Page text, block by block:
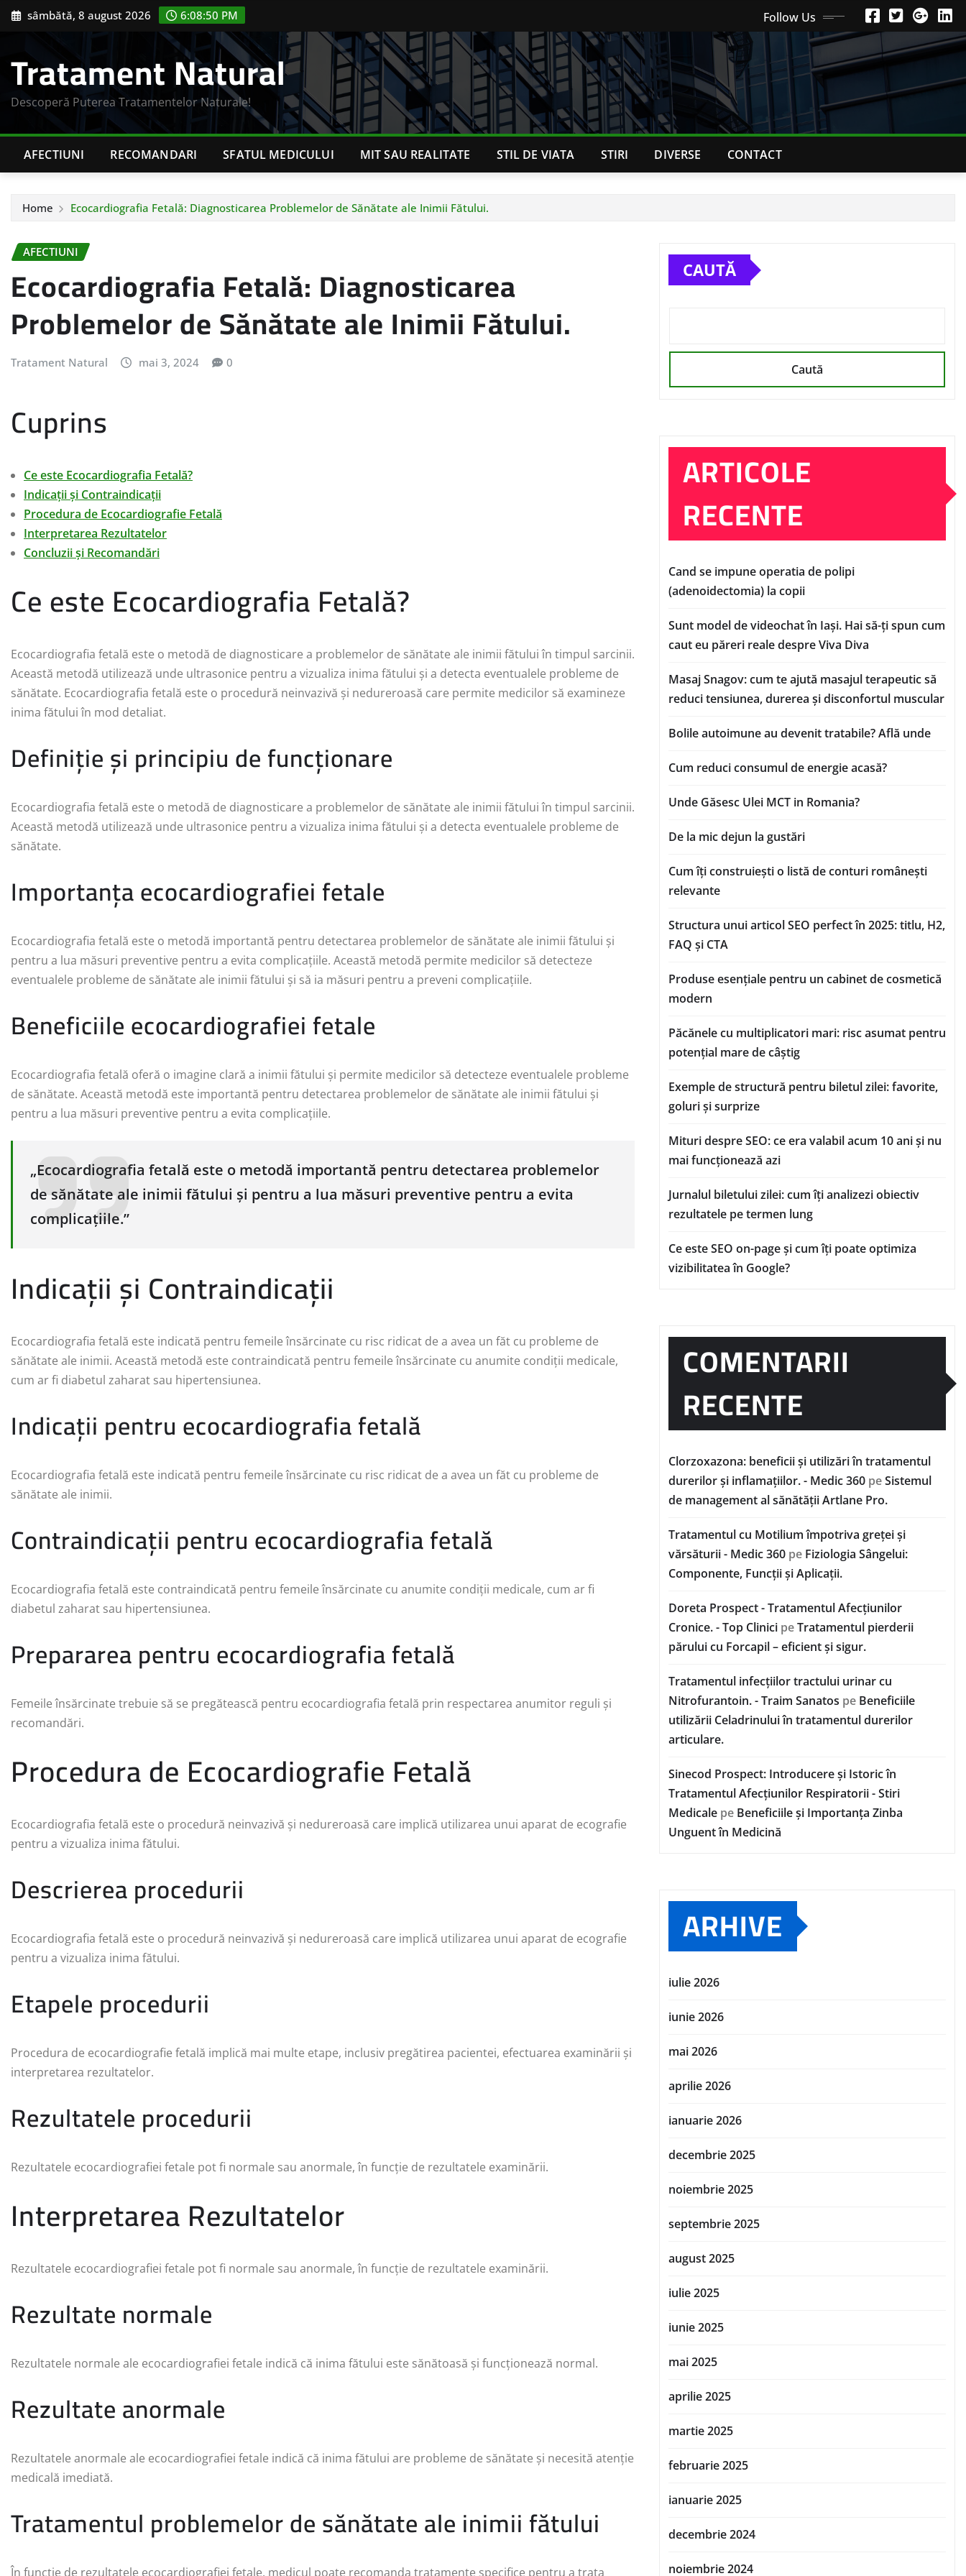
Skip sâmbătă, 8 august 2026 6:08:51 PM Follow Us
Tratament Natural
Descoperă Puterea Tratamentelor Naturale!
AFECTIUNI RECOMANDARI SFATUL MEDICULUI MIT SAU REALITATE STIL DE VIATA STIRI DIVERSE CONTACT
Home Ecocardiografia Fetală: Diagnosticarea Problemelor de Sănătate ale Inimii Fătului.
AFECTIUNI
Ecocardiografia Fetală: Diagnosticarea
Problemelor de Sănătate ale Inimii Fătului.
Tratament Natural mai 3, 2024 0
Cuprins
Ce este Ecocardiografia Fetală?
Indicații și Contraindicații
Procedura de Ecocardiografie Fetală
Interpretarea Rezultatelor
Concluzii și Recomandări
Ce este Ecocardiografia Fetală?
Ecocardiografia fetală este o metodă de diagnosticare a problemelor de sănătate ale inimii fătului în timpul sarcinii.
Această metodă utilizează unde ultrasonice pentru a vizualiza inima fătului și a detecta eventualele probleme de
sănătate. Ecocardiografia fetală este o procedură neinvazivă și nedureroasă care permite medicilor să examineze
inima fătului în mod detaliat.
Definiție și principiu de funcționare
Ecocardiografia fetală este o metodă de diagnosticare a problemelor de sănătate ale inimii fătului în timpul sarcinii.
Această metodă utilizează unde ultrasonice pentru a vizualiza inima fătului și a detecta eventualele probleme de
sănătate.
Importanța ecocardiografiei fetale
Ecocardiografia fetală este o metodă importantă pentru detectarea problemelor de sănătate ale inimii fătului și
pentru a lua măsuri preventive pentru a evita complicațiile. Această metodă permite medicilor să detecteze
eventualele probleme de sănătate ale inimii fătului și să ia măsuri pentru a preveni complicațiile.
Beneficiile ecocardiografiei fetale
Ecocardiografia fetală oferă o imagine clară a inimii fătului și permite medicilor să detecteze eventualele probleme
de sănătate. Această metodă este importantă pentru detectarea problemelor de sănătate ale inimii fătului și
pentru a lua măsuri preventive pentru a evita complicațiile.
„Ecocardiografia fetală este o metodă importantă pentru detectarea problemelor
de sănătate ale inimii fătului și pentru a lua măsuri preventive pentru a evita
complicațiile.”
Indicații și Contraindicații
Ecocardiografia fetală este indicată pentru femeile însărcinate cu risc ridicat de a avea un făt cu probleme de
sănătate ale inimii. Această metodă este contraindicată pentru femeile însărcinate cu anumite condiții medicale,
cum ar fi diabetul zaharat sau hipertensiunea.
Indicații pentru ecocardiografia fetală
Ecocardiografia fetală este indicată pentru femeile însărcinate cu risc ridicat de a avea un făt cu probleme de
sănătate ale inimii.
Contraindicații pentru ecocardiografia fetală
Ecocardiografia fetală este contraindicată pentru femeile însărcinate cu anumite condiții medicale, cum ar fi
diabetul zaharat sau hipertensiunea.
Prepararea pentru ecocardiografia fetală
Femeile însărcinate trebuie să se pregătească pentru ecocardiografia fetală prin respectarea anumitor reguli și
recomandări.
Procedura de Ecocardiografie Fetală
Ecocardiografia fetală este o procedură neinvazivă și nedureroasă care implică utilizarea unui aparat de ecografie
pentru a vizualiza inima fătului.
Descrierea procedurii
Ecocardiografia fetală este o procedură neinvazivă și nedureroasă care implică utilizarea unui aparat de ecografie
pentru a vizualiza inima fătului.
Etapele procedurii
Procedura de ecocardiografie fetală implică mai multe etape, inclusiv pregătirea pacientei, efectuarea examinării și
interpretarea rezultatelor.
Rezultatele procedurii
Rezultatele ecocardiografiei fetale pot fi normale sau anormale, în funcție de rezultatele examinării.
Interpretarea Rezultatelor
Rezultatele ecocardiografiei fetale pot fi normale sau anormale, în funcție de rezultatele examinării.
Rezultate normale
Rezultatele normale ale ecocardiografiei fetale indică că inima fătului este sănătoasă și funcționează normal.
Rezultate anormale
Rezultatele anormale ale ecocardiografiei fetale indică că inima fătului are probleme de sănătate și necesită atenție
medicală imediată.
Tratamentul problemelor de sănătate ale inimii fătului
În funcție de rezultatele ecocardiografiei fetale, medicul poate recomanda tratamente specifice pentru a trata
CAUTĂ
Caută
ARTICOLE
RECENTE
Cand se impune operatia de polipi
(adenoidectomia) la copii
Sunt model de videochat în Iași. Hai să-ți spun cum
caut eu păreri reale despre Viva Diva
Masaj Snagov: cum te ajută masajul terapeutic să
reduci tensiunea, durerea și disconfortul muscular
Bolile autoimune au devenit tratabile? Află unde
Cum reduci consumul de energie acasă?
Unde Găsesc Ulei MCT in Romania?
De la mic dejun la gustări
Cum îți construiești o listă de conturi românești
relevante
Structura unui articol SEO perfect în 2025: titlu, H2,
FAQ și CTA
Produse esențiale pentru un cabinet de cosmetică
modern
Păcănele cu multiplicatori mari: risc asumat pentru
potențial mare de câștig
Exemple de structură pentru biletul zilei: favorite,
goluri și surprize
Mituri despre SEO: ce era valabil acum 10 ani și nu
mai funcționează azi
Jurnalul biletului zilei: cum îți analizezi obiectiv
rezultatele pe termen lung
Ce este SEO on-page și cum îți poate optimiza
vizibilitatea în Google?
COMENTARII
RECENTE
Clorzoxazona: beneficii și utilizări în tratamentul
durerilor și inflamațiilor. - Medic 360 peSistemul
de management al sănătății Artlane Pro.
Tratamentul cu Motilium împotriva greței și
vărsăturii - Medic 360 pe Fiziologia Sângelui:
Componente, Funcții și Aplicații.
Doreta Prospect - Tratamentul Afecțiunilor
Cronice. - Top Clinici peTratamentul pierderii
părului cu Forcapil – eficient și sigur.
Tratamentul infecțiilor tractului urinar cu
Nitrofurantoin. - Traim Sanatos pe Beneficiile
utilizării Celadrinului în tratamentul durerilor
articulare.
Sinecod Prospect: Introducere și Istoric în
Tratamentul Afecțiunilor Respiratorii - Stiri
Medicale pe Beneficiile și Importanța Zinba
Unguent în Medicină
ARHIVE
iulie 2026
iunie 2026
mai 2026
aprilie 2026
ianuarie 2026
decembrie 2025
noiembrie 2025
septembrie 2025
august 2025
iulie 2025
iunie 2025
mai 2025
aprilie 2025
martie 2025
februarie 2025
ianuarie 2025
decembrie 2024
noiembrie 2024